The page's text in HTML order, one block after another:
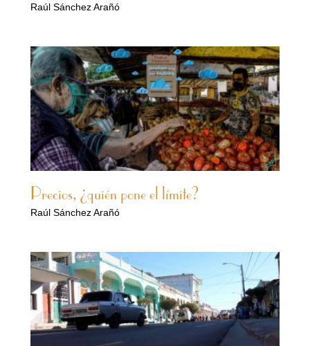
Raúl Sánchez Arañó
Precios, ¿quién pone el límite?
Raúl Sánchez Arañó